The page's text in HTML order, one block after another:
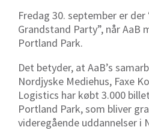
Fredag 30. september er der
Grandstand Party”, når AaB
Portland Park.
Det betyder, at AaB’s
Nordjyske Mediehus, Faxe
Logistics har købt 3.000
Portland Park, som bliver
videregående uddannelser i